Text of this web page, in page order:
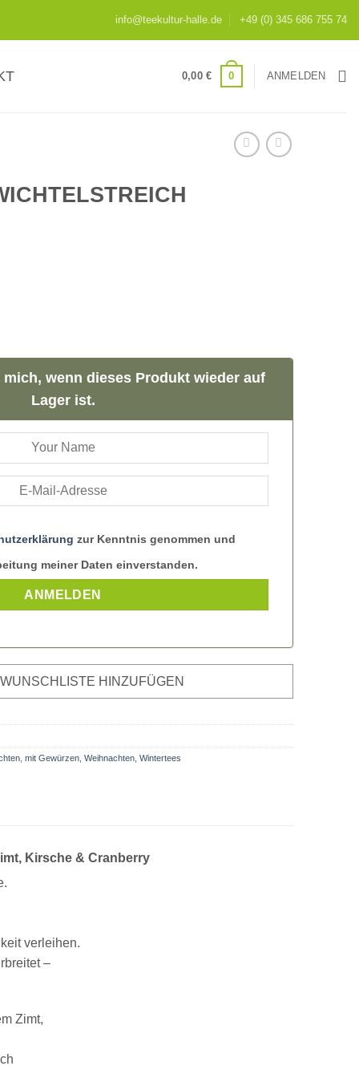
info@teekultur-halle.de +49 (0) 345 686 755 74
0,00€ 0 ANMELDEN
wenn dieses Produkt wieder auf
Lager ist.
zur Kenntnis genommen und
meiner Daten einverstanden.
HINZUFÜGEN
mit Gewürzen Weihnachten Wintertees
Kirsche & Cranberry
verleihen.
–
Zimt,